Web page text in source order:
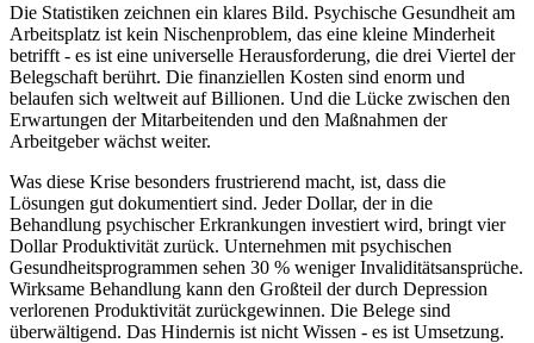
Die Statistiken zeichnen ein klares Bild. Psychische Gesundheit am
Arbeitsplatz ist kein Nischenproblem, das eine kleine Minderheit
betrifft - es ist eine universelle Herausforderung, die drei Viertel der
Belegschaft berührt. Die finanziellen Kosten sind enorm und
belaufen sich weltweit auf Billionen. Und die Lücke zwischen den
Erwartungen der Mitarbeitenden und den Maßnahmen der
Arbeitgeber wächst weiter.
Was diese Krise besonders frustrierend macht, ist, dass die
Lösungen gut dokumentiert sind. Jeder Dollar, der in die
Behandlung psychischer Erkrankungen investiert wird, bringt vier
Dollar Produktivität zurück. Unternehmen mit psychischen
Gesundheitsprogrammen sehen 30 % weniger Invaliditätsansprüche.
Wirksame Behandlung kann den Großteil der durch Depression
verlorenen Produktivität zurückgewinnen. Die Belege sind
überwältigend. Das Hindernis ist nicht Wissen - es ist Umsetzung.